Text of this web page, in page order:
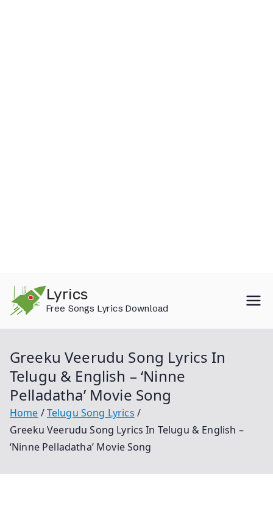
content
Lyrics
Free Songs Lyrics Download
Greeku Veerudu Song Lyrics In
Telugu & English – ‘Ninne
Pelladatha’ Movie Song
Home
Telugu Song Lyrics
Greeku Veerudu Song Lyrics In Telugu & English –
‘Ninne Pelladatha’ Movie Song